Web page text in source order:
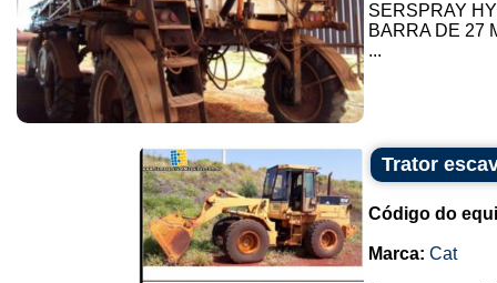
SERSPRAY
BARRA DE 27
...
Trator
Código do
Marca: Cat